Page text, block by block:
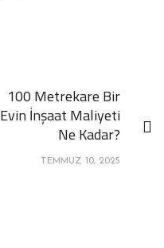
100 Metrekare Bir
Evin İnşaat Maliyeti
Ne Kadar?
TEMMUZ 10, 2025